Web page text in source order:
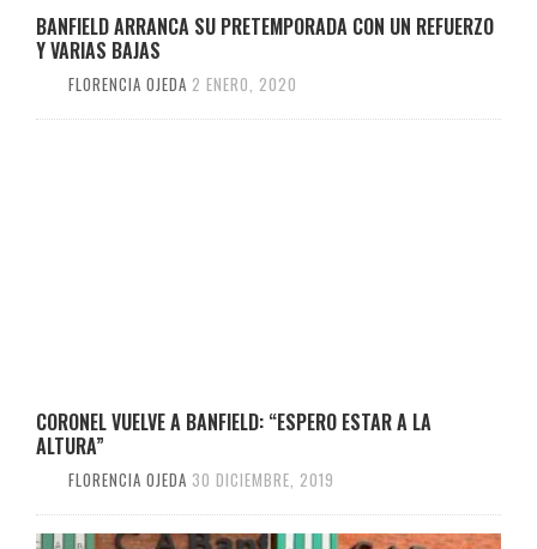
BANFIELD ARRANCA SU PRETEMPORADA CON UN REFUERZO
Y VARIAS BAJAS
FLORENCIA OJEDA 2 ENERO, 2020
CORONEL VUELVE A BANFIELD: “ESPERO ESTAR A LA
ALTURA”
FLORENCIA OJEDA 30 DICIEMBRE, 2019